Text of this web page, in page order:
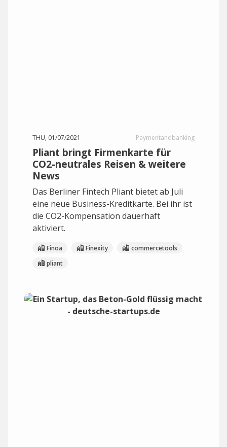
THU, 01/07/2021 Paymentandbanking
Pliant bringt Firmenkarte für
CO2-neutrales Reisen & weitere
News
Das Berliner Fintech Pliant bietet ab Juli
eine neue Business-Kreditkarte. Bei ihr ist
die CO2-Kompensation dauerhaft
aktiviert.
Finoa Finexity
commercetools
pliant